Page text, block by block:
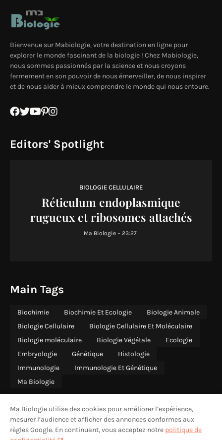
Bienvenue sur Mabiologie, votre destination en ligne pour
explorer le monde fascinant de la biologie ! Chez Mabiologie,
nous sommes passionnés par la science et nous croyons
fermement en son pouvoir de nous émerveiller, de nous inspirer
et de nous aider à mieux comprendre le monde qui nous entoure.
Editors' Spotlight
BIOLOGIE CELLULAIRE
Réticulum endoplasmique
rugueux et ribosomes attachés
Ma Biologie - 23:27
Main Tags
Biochimie Biochimie Et Ecologie
Biologie Animale
Biologie Cellulaire
Biologie Cellulaire Et Moléculaire
Biologie moléculaire
Biologie Végétale
Ecologie
Embryologie
Génétique
Histologie
Immunologie
Immunologie Et Génétique
Ma Biologie
ACCUEILQUI SOMMES-NOUSCONTACTCONFIDENTIALITÉ
Ma Biologie utilise des cookies pour améliorer l’expérience,
mesurer l’audience et afficher des annonces conformes aux
règles Google. En continuant, vous acceptez notre politique de